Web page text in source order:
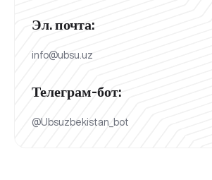
Эл. почта:
info@ubsu.uz
Телеграм-бот:
@Ubsuzbekistan_bot